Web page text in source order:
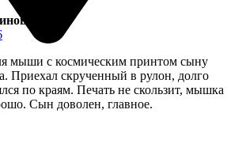
мыши с космическим принтом сыну
Приехал скрученный в рулон, долго
по краям. Печать не скользит, мышка
Сын доволен, главное.